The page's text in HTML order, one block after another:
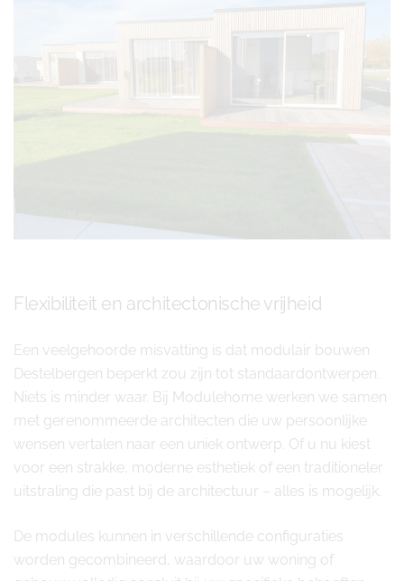
Flexibiliteit en architectonische vrijheid
Een veelgehoorde misvatting is dat modulair bouwen
Destelbergen beperkt zou zijn tot standaardontwerpen.
Niets is minder waar. Bij Modulehome werken we samen
met gerenommeerde architecten die uw persoonlijke
wensen vertalen naar een uniek ontwerp. Of u nu kiest
voor een strakke, moderne esthetiek of een traditioneler
uitstraling die past bij de architectuur – alles is mogelijk.
De modules kunnen in verschillende configuraties
worden gecombineerd, waardoor uw woning of